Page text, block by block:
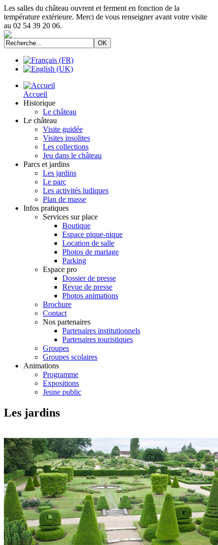
Les salles du château ouvrent et ferment en fonction de la
température extérieure. Merci de vous renseigner avant votre visite
au 02 54 39 20 06.
Accueil
Historique
Le château
Le château
Visite guidée
Visites insolites
Les collections
Jeu dans le château
Parcs et jardins
Les jardins
Le parc
Les activités ludiques
Plan de masse
Infos pratiques
Services sur place
Boutique
Espace pique-nique
Location de salle
Photos de mariage
Parking
Espace pro
Dossier de presse
Revue de presse
Photos animations
Brochure
Contact
Nos partenaires
Partenaires institutionnels
Partenaires touristiques
Groupes
Groupes scolaires
Animations
Programme
Expositions
Jeune public
Les jardins